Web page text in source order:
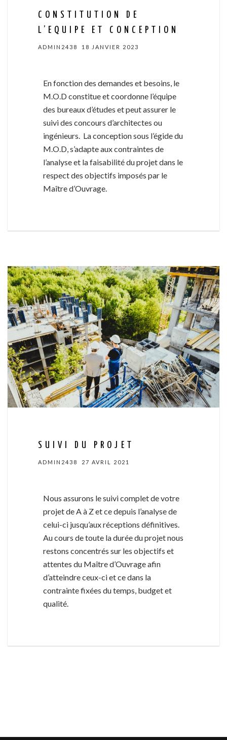
CONSTITUTION DE
L’EQUIPE ET CONCEPTION
ADMIN2438 18 JANVIER 2023
En fonction des demandes et besoins, le
M.O.D constitue et coordonne l’équipe
des bureaux d’études et peut assurer le
suivi des concours d’architectes ou
ingénieurs. La conception sous l’égide du
M.O.D, s’adapte aux contraintes de
l’analyse et la faisabilité du projet dans le
respect des objectifs imposés par le
Maître d’Ouvrage.
SUIVI DU PROJET
ADMIN2438 27 AVRIL 2021
Nous assurons le suivi complet de votre
projet de A à Z et ce depuis l’analyse de
celui-ci jusqu’aux réceptions définitives.
Au cours de toute la durée du projet nous
restons concentrés sur les objectifs et
attentes du Maître d’Ouvrage afin
d’atteindre ceux-ci et ce dans la
contrainte fixées du temps, budget et
qualité.